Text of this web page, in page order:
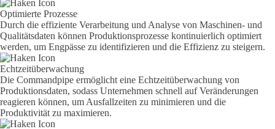
Optimierte Prozesse
Durch die effiziente Verarbeitung und Analyse von Maschinen- und
Qualitätsdaten können Produktionsprozesse kontinuierlich optimiert
werden, um Engpässe zu identifizieren und die Effizienz zu steigern.
Echtzeitüberwachung
Die Commandpipe ermöglicht eine Echtzeitüberwachung von
Produktionsdaten, sodass Unternehmen schnell auf Veränderungen
reagieren können, um Ausfallzeiten zu minimieren und die
Produktivität zu maximieren.